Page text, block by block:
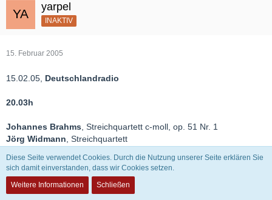
yarpel
INAKTIV
15. Februar 2005
15.02.05, Deutschlandradio
20.03h
Johannes Brahms , Streichquartett c-moll, op. 51 Nr. 1
Jörg Widmann , Streichquartett
Vogler-Quartett:
Tim Vogler, 1. Violine
Diese Seite verwendet Cookies. Durch die Nutzung unserer Seite erklären Sie
sich damit einverstanden, dass wir Cookies setzen.
Weitere Informationen
Schließen